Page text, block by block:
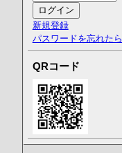
新規登録
パスワードを忘れたら
QRコード